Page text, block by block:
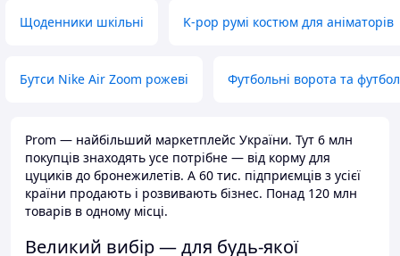
Щоденники шкільні K-pop румі костюм для аніматорів
Бутси Nike Air Zoom рожеві Футбольні ворота та
Prom — найбільший маркетплейс України. Тут 6 млн
покупців знаходять усе потрібне — від корму для
цуциків до бронежилетів. А 60 тис. підприємців з усієї
країни продають і розвивають бізнес. Понад 120 млн
товарів в одному місці.
Великий вибір — для будь-якої